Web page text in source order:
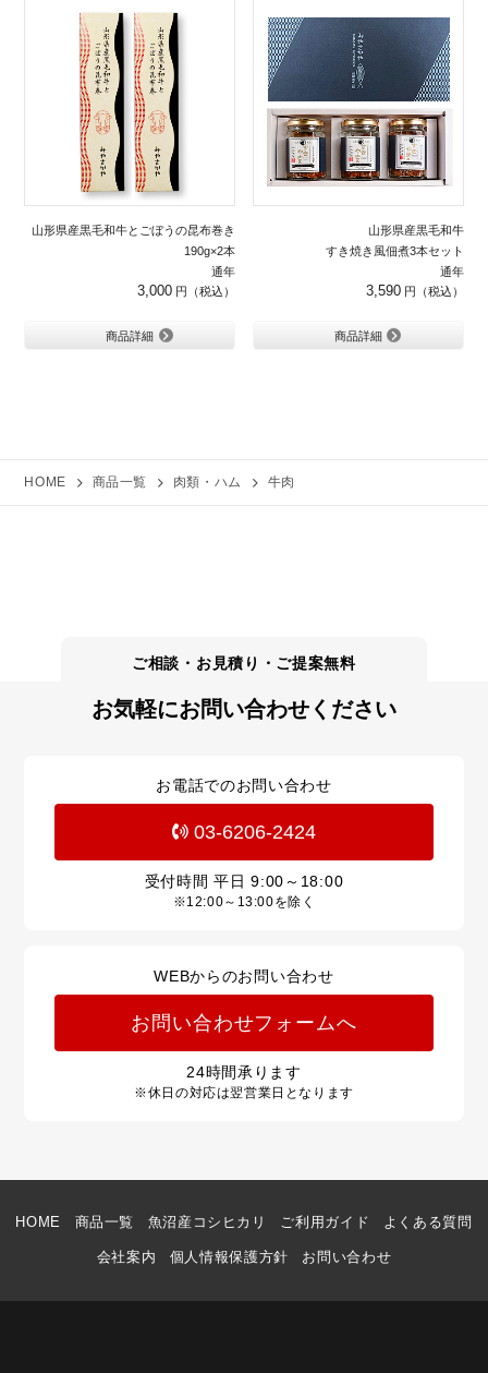
山形県産黒毛和牛とごぼうの昆布巻き
190g×2本
通年
3,000
商品詳細
山形県産黒毛和牛
すき焼き風佃煮3本セット
通年
3,590
商品詳細
HOME 商品一覧 肉類・ハム 牛肉
お気軽にお問い合わせください
お電話でのお問い合わせ
03-6206-2424
受付時間 平日9:00～18:00
※12:00～13:00を除く
WEBからのお問い合わせ
お問い合わせフォームへ
24時間承ります
※休日の対応は翌営業日となります
HOME 商品一覧 魚沼産コシヒカリ ご利用ガイド よくある質問
会社案内 個人情報保護方針 お問い合わせ